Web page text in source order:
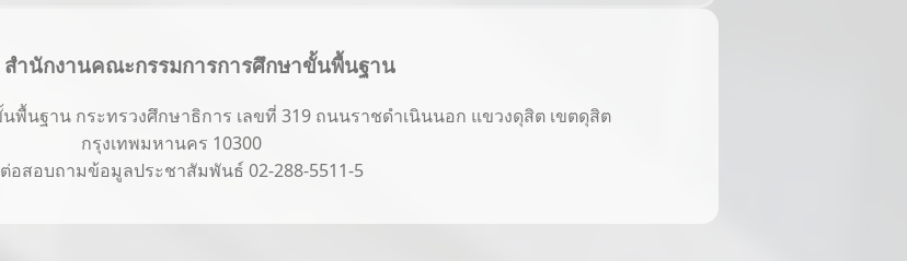
ำนักงานคณะกรรมการการศึกษาขั้นพื้นฐาน
นฐาน กระทรวงศึกษาธิการ เลขที่ 319 ถนนราชดำเนินนอก แขวงดุสิต เขตดุสิต
กรุงเทพมหานคร 10300
อสอบถามข้อมูลประชาสัมพันธ์ 02-288-5511-5